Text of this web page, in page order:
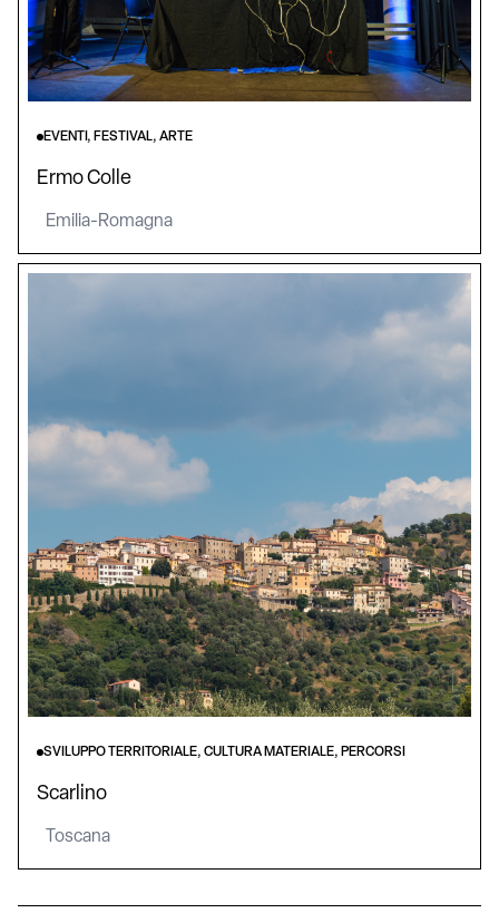
EVENTI, FESTIVAL, ARTE
Ermo Colle
Emilia-Romagna
SVILUPPO TERRITORIALE, CULTURA MATERIALE, PERCORSI
Scarlino
Toscana